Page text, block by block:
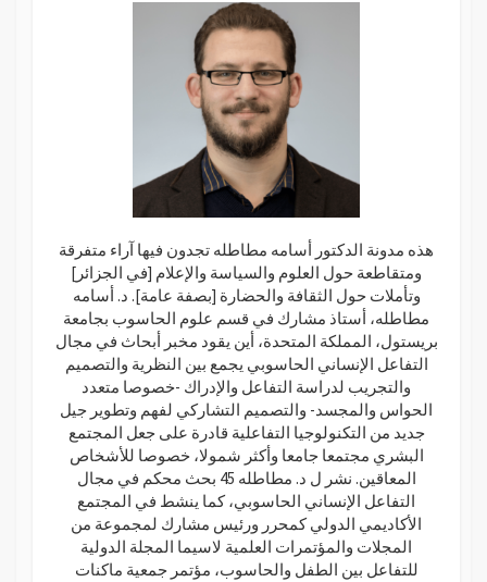
هذه مدونة الدكتور أسامه مطاطله تجدون فيها آراء متفرقة
ومتقاطعة حول العلوم والسياسة والإعلام [في الجزائر]
وتأملات حول الثقافة والحضارة [بصفة عامة]. د. أسامه
مطاطله، أستاذ مشارك في قسم علوم الحاسوب بجامعة
بريستول، المملكة المتحدة، أين يقود مخبر أبحاث في مجال
التفاعل الإنساني الحاسوبي يجمع بين النظرية والتصميم
والتجريب لدراسة التفاعل والإدراك -خصوصا متعدد
الحواس والمجسد- والتصميم التشاركي لفهم وتطوير جيل
جديد من التكنولوجيا التفاعلية قادرة على جعل المجتمع
البشري مجتمعا جامعا وأكثر شمولا، خصوصا للأشخاص
المعاقين. نشر ل د. مطاطله 45 بحث محكم في مجال
التفاعل الإنساني الحاسوبي، كما ينشط في المجتمع
الأكاديمي الدولي كمحرر ورئيس مشارك لمجموعة من
المجلات والمؤتمرات العلمية لاسيما المجلة الدولية
للتفاعل بين الطفل والحاسوب، مؤتمر جمعية ماكنات